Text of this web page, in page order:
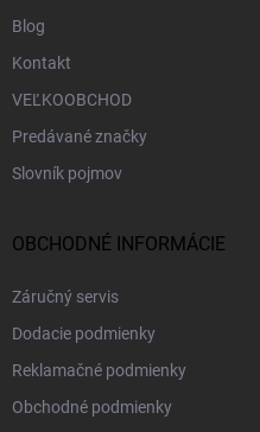
Blog
Kontakt
VEĽKOOBCHOD
Predávané značky
Slovník pojmov
OBCHODNÉ INFORMÁCIE
Záručný servis
Dodacie podmienky
Reklamačné podmienky
Obchodné podmienky